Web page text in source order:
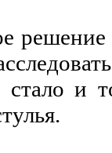
стало и